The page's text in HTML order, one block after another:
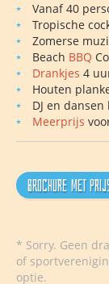
Vanaf 40
Tropische
Zomerse
Beach BBQ
Drankjes 4
Houten
DJ en
Meerprijs
Brochure met
* Sorry. Geen
of
optie.